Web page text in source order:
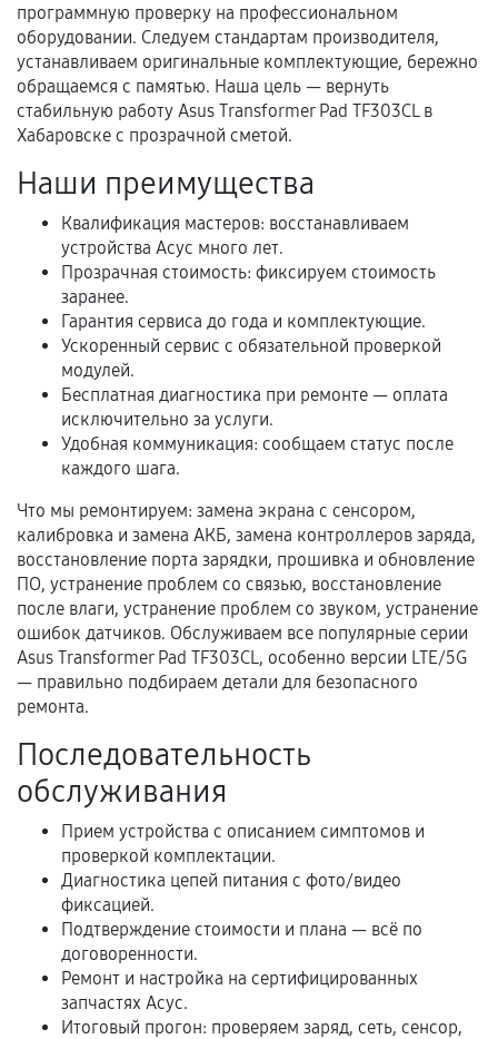
Документы для подтверждения
гарантии
Гарантийный талон.
Акт выполненных работ с датой, перечнем
Документы на установленные комплектующие
и кассовый чек.
Расширенная гарантия
В некоторых случаях возможно оформление
расширенной гарантии. Стоимость, сроки и
условия продления согласовываются отдельно и
фиксируются в документах.
Когда гарантия не действует
Нарушение правил эксплуатации,
механические повреждения, попадание влаги,
перегрев, коррозия.
Самостоятельный ремонт или вмешательство
третьих лиц.
предусмотрено отдельно.
Обращение после окончания гарантийного
срока.
Программные сбои, если это не указано в
отдельных условиях.
Если комплектующие куплены
самостоятельно
программную проверку на профессиональном
оборудовании. Следуем стандартам производителя,
устанавливаем оригинальные комплектующие, бережно
обращаемся с памятью. Наша цель — вернуть
стабильную работу Asus Transformer Pad TF303CL в
Хабаровске с прозрачной сметой.
Наши преимущества
Квалификация мастеров: восстанавливаем
устройства Асус много лет.
Прозрачная стоимость: фиксируем стоимость
заранее.
Гарантия сервиса до года и комплектующие.
Ускоренный сервис с обязательной проверкой
модулей.
Бесплатная диагностика при ремонте — оплата
исключительно за услуги.
Удобная коммуникация: сообщаем статус после
каждого шага.
Что мы ремонтируем: замена экрана с сенсором,
калибровка и замена АКБ, замена контроллеров заряда,
восстановление порта зарядки, прошивка и обновление
ПО, устранение проблем со связью, восстановление
после влаги, устранение проблем со звуком, устранение
ошибок датчиков. Обслуживаем все популярные серии
Asus Transformer Pad TF303CL, особенно версии LTE/5G
— правильно подбираем детали для безопасного
ремонта.
Последовательность
обслуживания
Прием устройства с описанием симптомов и
проверкой комплектации.
Диагностика цепей питания с фото/видео
фиксацией.
Подтверждение стоимости и плана — всё по
договоренности.
Ремонт и настройка на сертифицированных
запчастях Асус.
Итоговый прогон: проверяем заряд, сеть, сенсор,